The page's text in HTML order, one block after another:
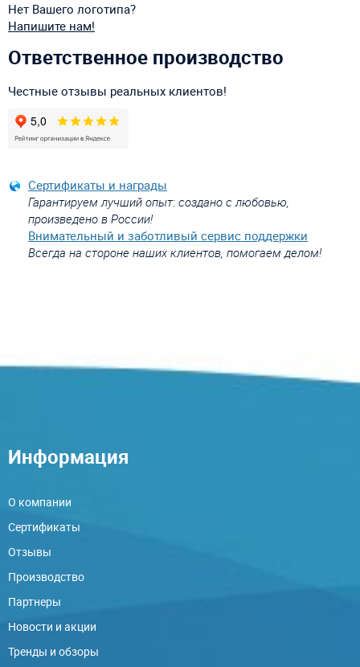
Нет Вашего логотипа?
Напишите нам!
Ответственное производство
Честные отзывы реальных клиентов!
Сертификаты и награды
Гарантируем лучший опыт: создано с любовью,
произведено в России!
Внимательный и заботливый сервис поддержки
Всегда на стороне наших клиентов, помогаем делом!
Информация
О компании
Сертификаты
Отзывы
Производство
Партнеры
Новости и акции
Тренды и обзоры